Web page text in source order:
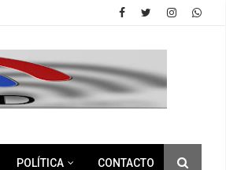
POLÍTICA CONTACTO